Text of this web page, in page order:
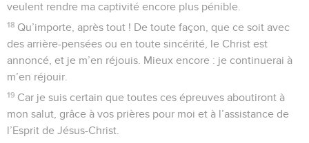
veulent rendre ma captivité encore plus pénible.
18 Qu’importe, après tout ! De toute façon, que ce soit avec
des arrière-pensées ou en toute sincérité, le Christ est
annoncé, et je m’en réjouis. Mieux encore : je continuerai à
m’en réjouir.
19 Car je suis certain que toutes ces épreuves aboutiront à
mon salut, grâce à vos prières pour moi et à l’assistance de
l’Esprit de Jésus-Christ.